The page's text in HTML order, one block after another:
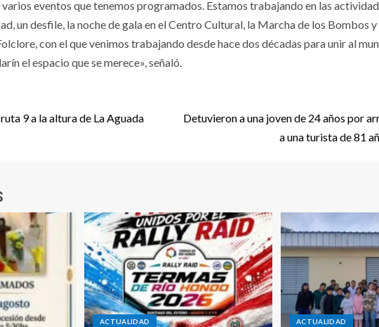
varios eventos que tenemos programados. Estamos trabajando en las
un desfile, la noche de gala en el Centro Cultural, la Marcha de los Bombos
con el que venimos trabajando desde hace dos décadas para unir al
el espacio que se merece», señaló.
9 a la altura de La Aguada
Detuvieron a una joven de 24 años por
a una turista de 81
ACTUALIDAD ACTUALIDAD